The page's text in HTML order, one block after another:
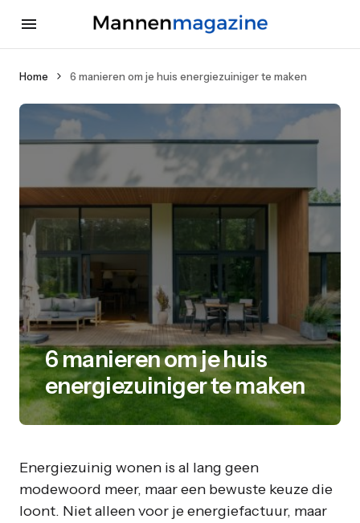
Home 6 manieren om je huis energiezuiniger te maken
6 manieren om je huis
energiezuiniger te maken
Energiezuinig wonen is al lang geen
modewoord meer, maar een bewuste keuze die
loont. Niet alleen voor je energiefactuur, maar